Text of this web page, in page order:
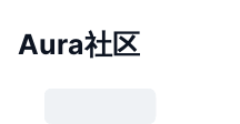
Aura社区